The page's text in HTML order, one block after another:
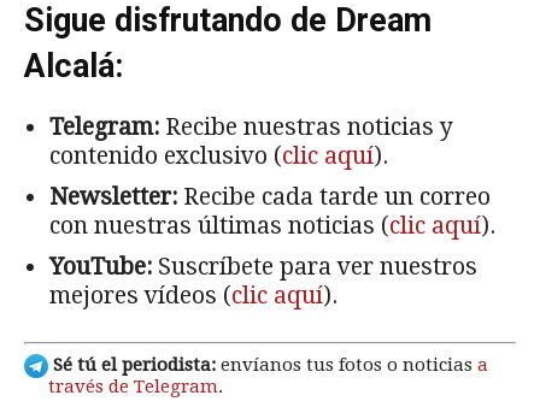
Sigue disfrutando de Dream
Alcalá:
Telegram: Recibe nuestras noticias y
contenido exclusivo (clic aquí).
Newsletter: Recibe cada tarde un correo
con nuestras últimas noticias (clic aquí).
YouTube: Suscríbete para ver nuestros
mejores vídeos (clic aquí).
Sé tú el periodista: envíanos tus fotos o noticias a
través de Telegram.